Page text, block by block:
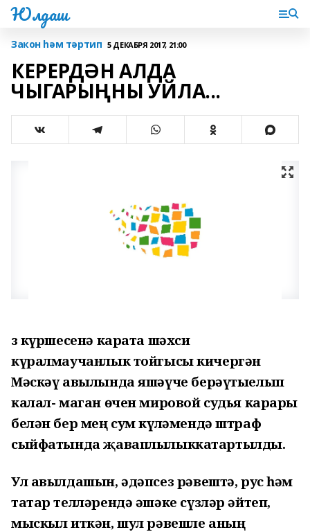
Юлдаш
Закон һәм тәртип 5 ДЕКАБРЯ 2017, 21:00
КЕРЕРДӘН АЛДА
ЧЫГАРЫҢНЫ УЙЛА...
Үз күршесенә карата шәхси
күралмаучанлык тойгысы кичергән
Мәскәү авылында яшәүче берәүтыелып
калал- маган өчен мировой судья карары
белән бер мең сум күләмендә штраф
сыйфатында җаваплылыккатартылды.
Ул авылдашын, әдәпсез рәвештә, рус һәм
татар телләрендә әшәке сүзләр әйтеп,
мыскыл иткән, шул рәвешле аның